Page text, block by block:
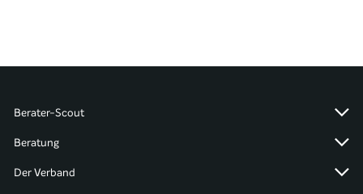
Berater-Scout
Beratung
Der Verband